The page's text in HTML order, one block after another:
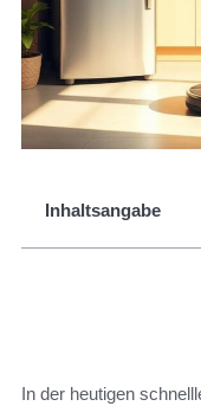
Inhaltsangabe
In der heutigen